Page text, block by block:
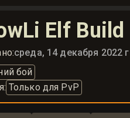
Elf Build
среда, 14 декабря 2022
бой
: Только для PvP